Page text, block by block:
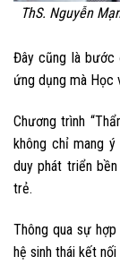
ThS. Nguyễn
Đây cũng là bước
ứng dụng mà Học
Chương trình
không chỉ mang
duy phát triển
trẻ.
Thông qua sự
hệ sinh thái kết